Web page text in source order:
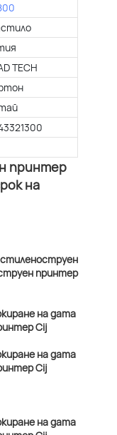
TECH
принтер
на